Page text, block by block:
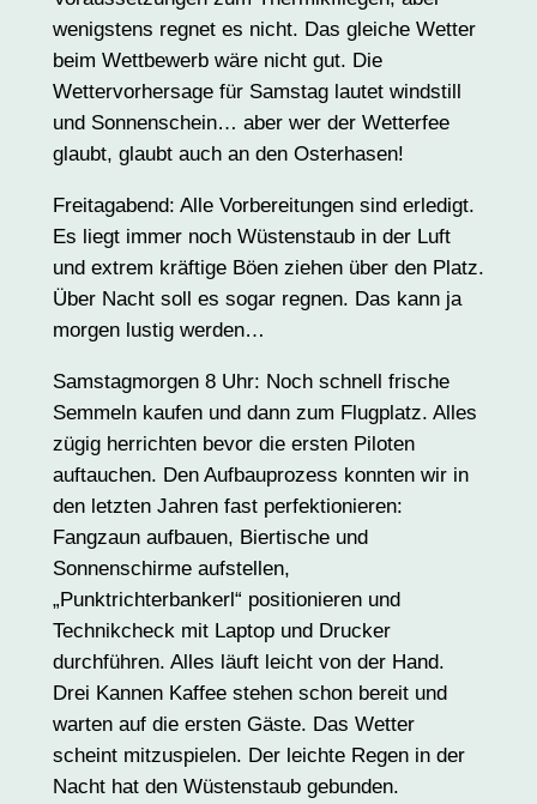
wenigstens regnet es nicht. Das gleiche Wetter
beim Wettbewerb wäre nicht gut. Die
Wettervorhersage für Samstag lautet windstill
und Sonnenschein… aber wer der Wetterfee
glaubt, glaubt auch an den Osterhasen!
Freitagabend: Alle Vorbereitungen sind erledigt.
Es liegt immer noch Wüstenstaub in der Luft
und extrem kräftige Böen ziehen über den Platz.
Über Nacht soll es sogar regnen. Das kann ja
morgen lustig werden…
Samstagmorgen 8 Uhr: Noch schnell frische
Semmeln kaufen und dann zum Flugplatz. Alles
zügig herrichten bevor die ersten Piloten
auftauchen. Den Aufbauprozess konnten wir in
den letzten Jahren fast perfektionieren:
Fangzaun aufbauen, Biertische und
Sonnenschirme aufstellen,
„Punktrichterbankerl“ positionieren und
Technikcheck mit Laptop und Drucker
durchführen. Alles läuft leicht von der Hand.
Drei Kannen Kaffee stehen schon bereit und
warten auf die ersten Gäste. Das Wetter
scheint mitzuspielen. Der leichte Regen in der
Nacht hat den Wüstenstaub gebunden.